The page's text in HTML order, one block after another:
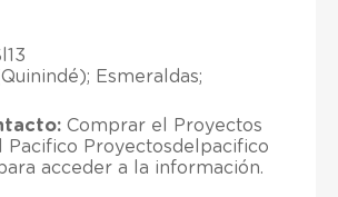
Esmeraldas;
Comprar el Proyectos
Pacifico Proyectosdelpacifico
acceder a la información.